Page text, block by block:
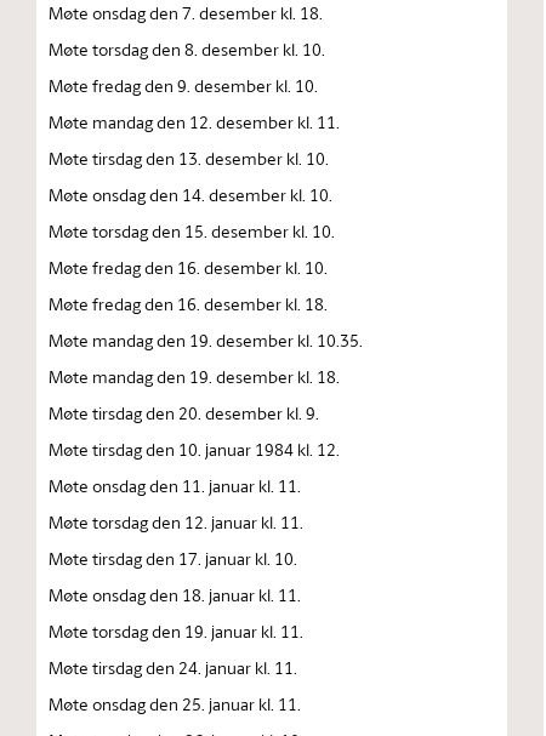
Møte onsdag den 7. desember kl. 18.
Møte torsdag den 8. desember kl. 10.
Møte fredag den 9. desember kl. 10.
Møte mandag den 12. desember kl. 11.
Møte tirsdag den 13. desember kl. 10.
Møte onsdag den 14. desember kl. 10.
Møte torsdag den 15. desember kl. 10.
Møte fredag den 16. desember kl. 10.
Møte fredag den 16. desember kl. 18.
Møte mandag den 19. desember kl. 10.35.
Møte mandag den 19. desember kl. 18.
Møte tirsdag den 20. desember kl. 9.
Møte tirsdag den 10. januar 1984 kl. 12.
Møte onsdag den 11. januar kl. 11.
Møte torsdag den 12. januar kl. 11.
Møte tirsdag den 17. januar kl. 10.
Møte onsdag den 18. januar kl. 11.
Møte torsdag den 19. januar kl. 11.
Møte tirsdag den 24. januar kl. 11.
Møte onsdag den 25. januar kl. 11.